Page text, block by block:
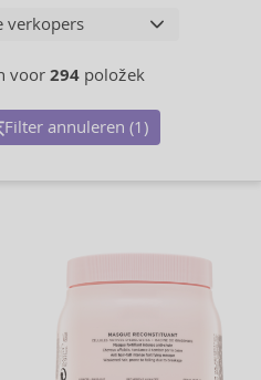
voor 294položek
Filter annuleren (1)